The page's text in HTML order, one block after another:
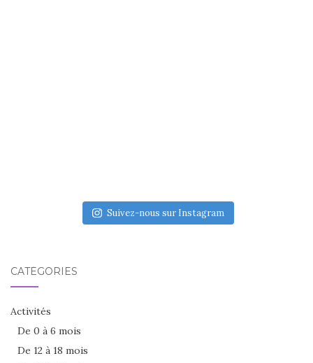
Suivez-nous sur Instagram
CATÉGORIES
Activités
De 0 à 6 mois
De 12 à 18 mois